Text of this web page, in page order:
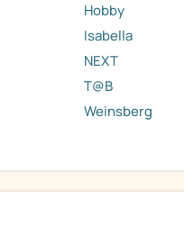
Hobby
Isabella
NEXT
T@B
Weinsberg